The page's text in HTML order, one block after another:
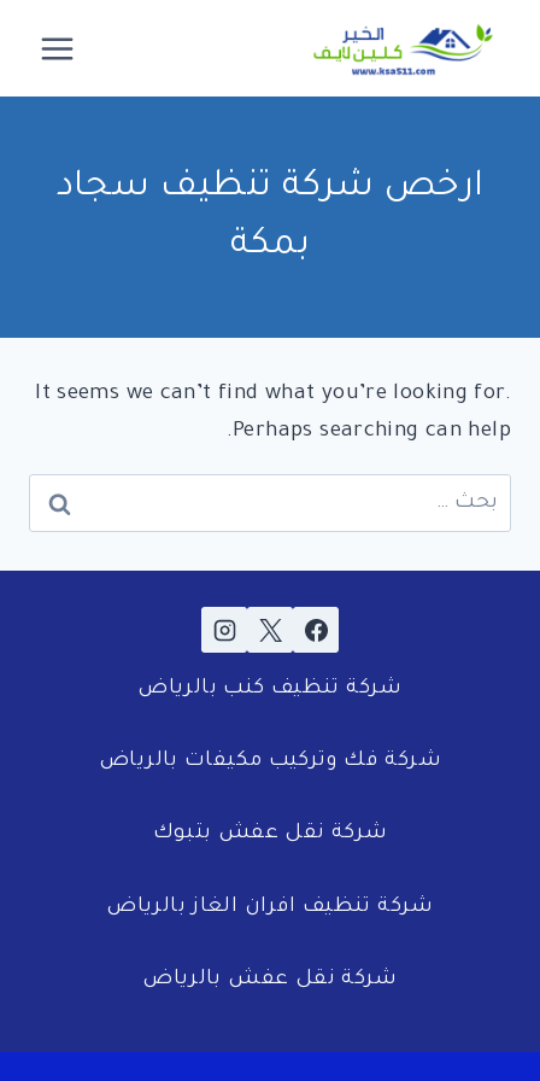
المحتوى
ارخص شركة تنظيف سجاد
بمكة
It seems we can’t find what you’re looking for.
Perhaps searching can help.
البحث
عن:
شركة تنظيف كنب بالرياض
شركة فك وتركيب مكيفات بالرياض
شركة نقل عفش بتبوك
شركة تنظيف افران الغاز بالرياض
شركة نقل عفش بالرياض